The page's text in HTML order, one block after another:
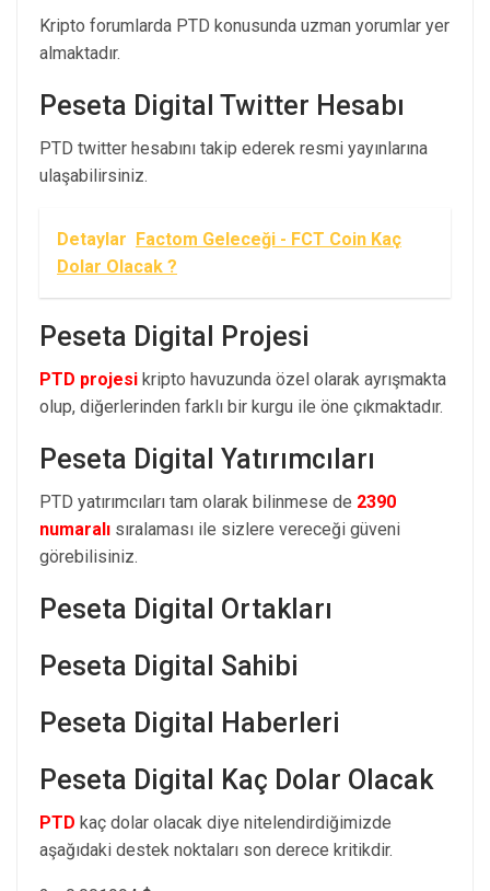
Kripto forumlarda PTD konusunda uzman yorumlar yer
almaktadır.
Peseta Digital Twitter Hesabı
PTD twitter hesabını takip ederek resmi yayınlarına
ulaşabilirsiniz.
Detaylar Factom Geleceği - FCT Coin Kaç
Dolar Olacak ?
Peseta Digital Projesi
PTD projesi kripto havuzunda özel olarak ayrışmakta
olup, diğerlerinden farklı bir kurgu ile öne çıkmaktadır.
Peseta Digital Yatırımcıları
PTD yatırımcıları tam olarak bilinmese de 2390
numaralı sıralaması ile sizlere vereceği güveni
görebilisiniz.
Peseta Digital Ortakları
Peseta Digital Sahibi
Peseta Digital Haberleri
Peseta Digital Kaç Dolar Olacak
PTD kaç dolar olacak diye nitelendirdiğimizde
aşağıdaki destek noktaları son derece kritikdir.